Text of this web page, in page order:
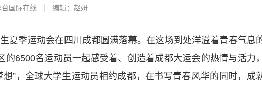
国际在线 编辑：赵妍
季运动会在四川成都圆满落幕。在这场到处洋溢着青春气息
的6500名运动员一起感受着、创造着成都大运会的热情与活力
”，全球大学生运动员相约成都，在书写青春风华的同时，成